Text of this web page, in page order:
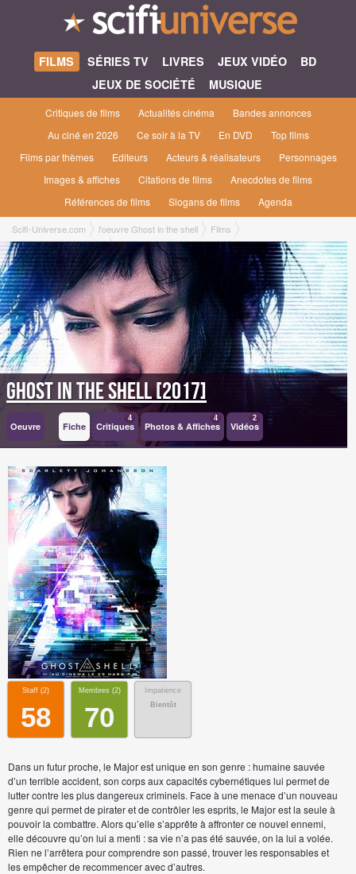
FILMS SÉRIES TV LIVRES JEUX VIDÉO
BD
JEUX DE SOCIÉTÉ
MUSIQUE
Critiques de films Actualités cinéma
Bandes annonces
Au ciné en 2026
Ce soir à la TV En DVD
Top films
Films par thèmes
Editeurs Acteurs & réalisateurs
Personnages
Images & affiches
Citations de films
Anecdotes de films
Références de films
Slogans de films Agenda
Scifi-Universe.com l'oeuvre Ghost in the shell
Films
Ghost in the Shell [2017]
Ghost in the Shell [2017]
Oeuvre Fiche Critiques
4
Photos & Affiches
4
Vidéos
2
Staff (2)
58
Membres (2)
70
Impatience
Bientôt
Dans un futur proche, le Major est unique en son genre : humaine sauvée
d’un terrible accident, son corps aux capacités cybernétiques lui permet de
lutter contre les plus dangereux criminels. Face à une menace d’un nouveau
genre qui permet de pirater et de contrôler les esprits, le Major est la seule à
pouvoir la combattre. Alors qu’elle s’apprête à affronter ce nouvel ennemi,
elle découvre qu’on lui a menti : sa vie n’a pas été sauvée, on la lui a volée.
Rien ne l’arrêtera pour comprendre son passé, trouver les responsables et
les empêcher de recommencer avec d’autres.